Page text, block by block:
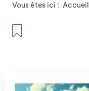
Vous êtes ici : Accueil